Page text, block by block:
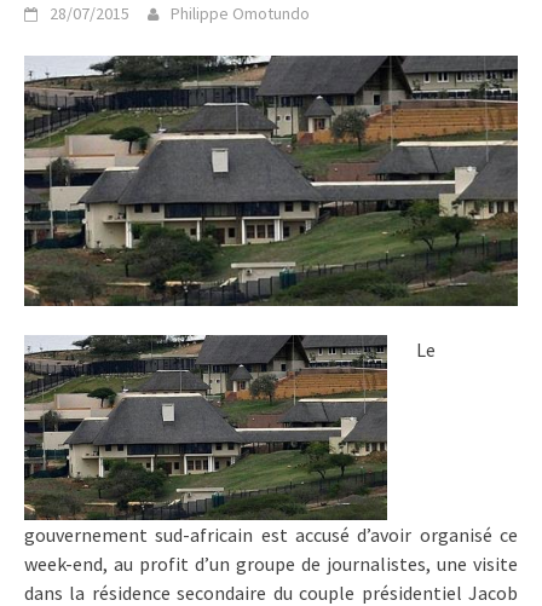
28/07/2015 Philippe Omotundo
Le
gouvernement sud-africain est accusé d’avoir organisé ce
week-end, au profit d’un groupe de journalistes, une visite
dans la résidence secondaire du couple présidentiel Jacob